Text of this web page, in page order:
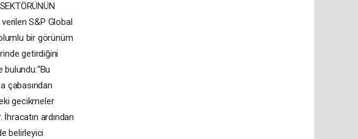
S&P Global
bir görünüm
getirdiğini
bulundu:“Bu
çabasından
gecikmeler
ardından
belirleyici